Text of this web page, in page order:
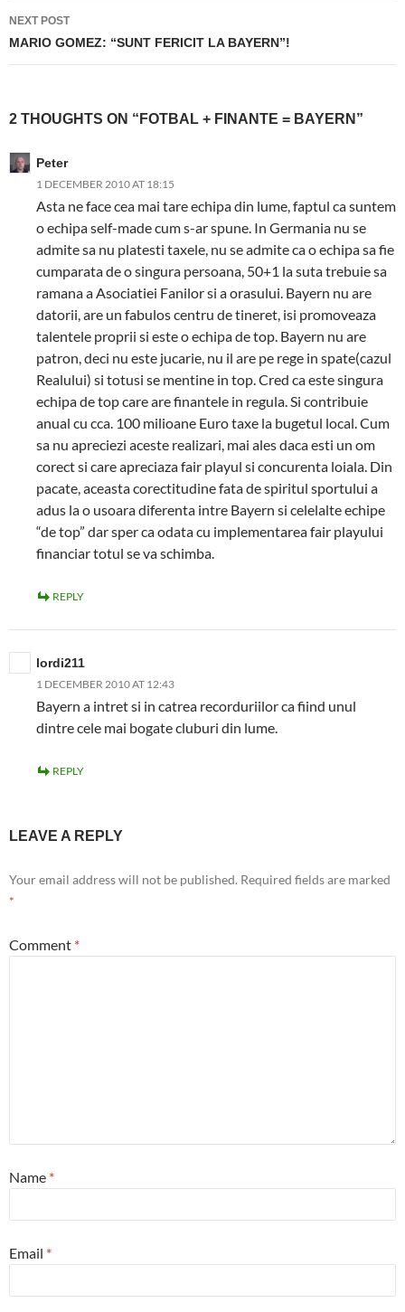
NEXT POST
MARIO GOMEZ: “SUNT FERICIT LA BAYERN”!
2 THOUGHTS ON “FOTBAL + FINANTE = BAYERN”
Peter
1 DECEMBER 2010 AT 18:15
Asta ne face cea mai tare echipa din lume, faptul ca suntem
o echipa self-made cum s-ar spune. In Germania nu se
admite sa nu platesti taxele, nu se admite ca o echipa sa fie
cumparata de o singura persoana, 50+1 la suta trebuie sa
ramana a Asociatiei Fanilor si a orasului. Bayern nu are
datorii, are un fabulos centru de tineret, isi promoveaza
talentele proprii si este o echipa de top. Bayern nu are
patron, deci nu este jucarie, nu il are pe rege in spate(cazul
Realului) si totusi se mentine in top. Cred ca este singura
echipa de top care are finantele in regula. Si contribuie
anual cu cca. 100 milioane Euro taxe la bugetul local. Cum
sa nu apreciezi aceste realizari, mai ales daca esti un om
corect si care apreciaza fair playul si concurenta loiala. Din
pacate, aceasta corectitudine fata de spiritul sportului a
adus la o usoara diferenta intre Bayern si celelalte echipe
“de top” dar sper ca odata cu implementarea fair playului
financiar totul se va schimba.
REPLY
lordi211
1 DECEMBER 2010 AT 12:43
Bayern a intret si in catrea recorduriilor ca fiind unul
dintre cele mai bogate cluburi din lume.
REPLY
LEAVE A REPLY
Your email address will not be published. Required fields are marked
*
Comment *
Name *
Email *